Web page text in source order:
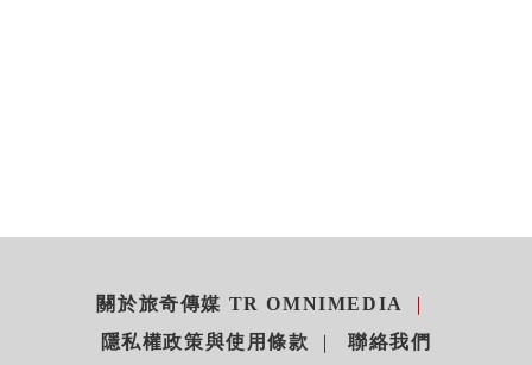
關於旅奇傳媒 TR OMNIMEDIA
隱私權政策與使用條款
聯絡我們